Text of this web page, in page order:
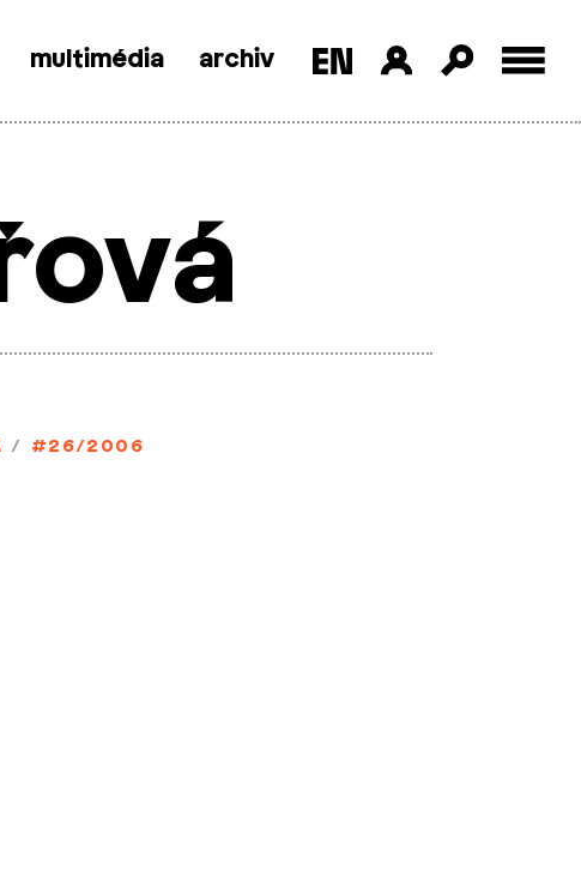
multimédia archiv
/
#26/2006